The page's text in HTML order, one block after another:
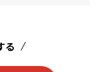
る